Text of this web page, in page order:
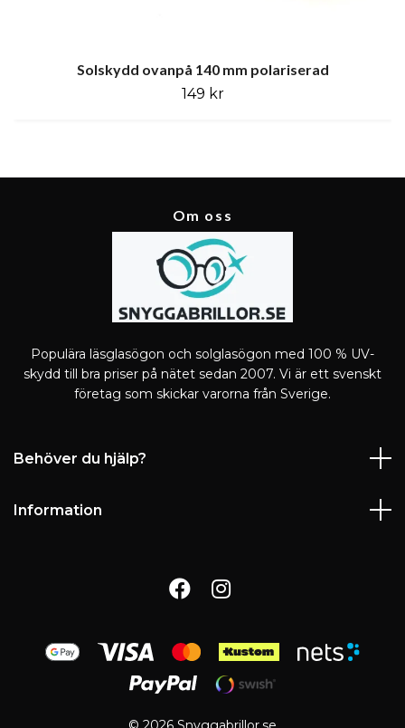
Solskydd ovanpå 140 mm polariserad
149 kr
Om oss
Populära läsglasögon och solglasögon med 100 % UV-
skydd till bra priser på nätet sedan 2007. Vi är ett svenskt
företag som skickar varorna från Sverige.
Behöver du hjälp?
Information